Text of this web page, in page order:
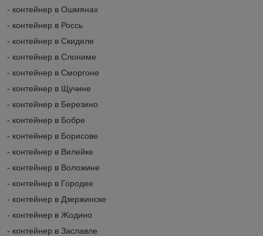
- контейнер в Ошмянах
- контейнер в Россь
- контейнер в Скиделе
- контейнер в Слониме
- контейнер в Сморгоне
- контейнер в Щучине
- контейнер в Березино
- контейнер в Бобре
- контейнер в Борисове
- контейнер в Вилейке
- контейнер в Воложине
- контейнер в Городее
- контейнер в Дзержинске
- контейнер в Жодино
- контейнер в Заславле